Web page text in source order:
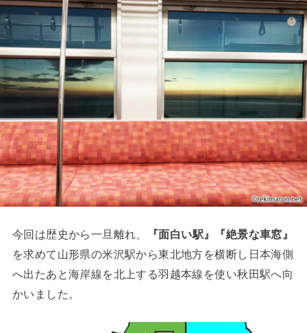
今回は歴史から一旦離れ、
『面白い駅』『絶景な車窓』
を求めて山形県の米沢駅から東北地方を横断し日本海側
へ出たあと海岸線を北上する羽越本線を使い秋田駅へ向
かいました。